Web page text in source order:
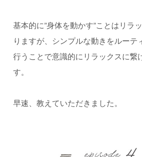
基本的に”身体を動かす”ことはリラ
りますが、シンプルな動きをルーテ
行うことで意識的にリラックスに繋
す。
早速、教えていただきました。